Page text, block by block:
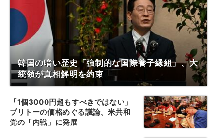
韓国の暗い歴史「強制的な国際養子縁組」、大
統領が真相解明を約束
「1個3000円超もすべきではない」
ブリトーの価格めぐる議論、米共和
党の「内戦」に発展